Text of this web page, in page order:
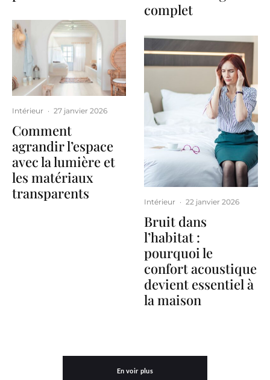
Intérieur · 27 janvier 2026
Comment
agrandir l’espace
avec la lumière et
les matériaux
transparents
complet
Intérieur · 22 janvier 2026
Bruit dans
l’habitat :
pourquoi le
confort acoustique
devient essentiel à
la maison
En voir plus